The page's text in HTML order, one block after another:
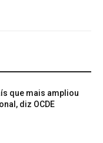
que mais ampliou
diz OCDE